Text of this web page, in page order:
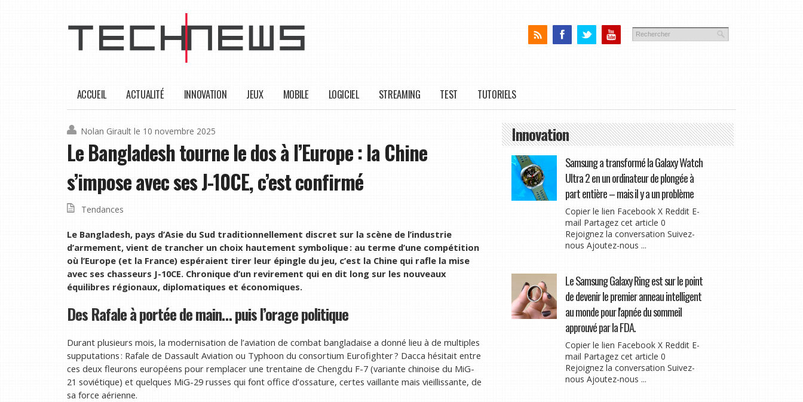
ACCUEIL ACTUALITÉ INNOVATION JEUX MOBILE LOGICIEL STREAMING TEST TUTORIELS
Nolan Girault le 10 novembre 2025
Le Bangladesh tourne le dos à l’Europe : la Chine
s’impose avec ses J-10CE, c’est confirmé
Tendances
Le Bangladesh, pays d’Asie du Sud traditionnellement discret sur la scène de l’industrie
d’armement, vient de trancher un choix hautement symbolique : au terme d’une compétition
où l’Europe (et la France) espéraient tirer leur épingle du jeu, c’est la Chine qui rafle la mise
avec ses chasseurs J-10CE. Chronique d’un revirement qui en dit long sur les nouveaux
équilibres régionaux, diplomatiques et économiques.
Des Rafale à portée de main… puis l’orage politique
Durant plusieurs mois, la modernisation de l’aviation de combat bangladaise a donné lieu à de multiples
supputations : Rafale de Dassault Aviation ou Typhoon du consortium Eurofighter ? Dacca hésitait entre
ces deux fleurons européens pour remplacer une trentaine de Chengdu F-7 (variante chinoise du MiG-
21 soviétique) et quelques MiG-29 russes qui font office d’ossature, certes vaillante mais vieillissante, de
sa force aérienne.
Innovation
Samsung a transformé la Galaxy Watch
Ultra 2 en un ordinateur de plongée à
part entière – mais il y a un problème
Copier le lien Facebook X Reddit E-
mail Partagez cet article 0
Rejoignez la conversation Suivez-
nous Ajoutez-nous ...
Le Samsung Galaxy Ring est sur le point
de devenir le premier anneau intelligent
au monde pour l'apnée du sommeil
approuvé par la FDA.
Copier le lien Facebook X Reddit E-
mail Partagez cet article 0
Rejoignez la conversation Suivez-
nous Ajoutez-nous ...